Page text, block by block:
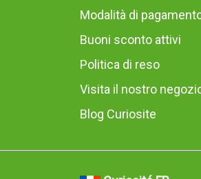
Modalità di
Buoni sconto attivi
Politica di reso
Visita il nostro
Blog Curiosite